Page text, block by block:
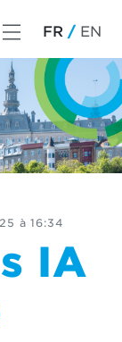
FR EN
à 16:34
IA